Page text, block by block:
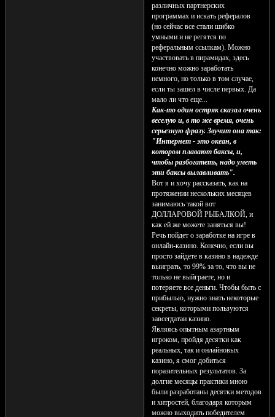
различных партнерских
программах и искать рефералов
(но сейчас все стали шибко
умными и не регятся по
реферальным ссылкам). Можно
участвовать в пирамидах, здесь
конечно можно заработать
немного, но только в том случае,
если ты зашел в числе первых. Да
мало ли что еще...
Как-то один остряк сказал очень
веселую и, в то же время, очень
серьезную фразу. Звучит она так:
"Интернет - это океан, в
котором плавают баксы, и,
чтобы разбогатеть, надо уметь
эти баксы вылавливать".
Вот я и хочу рассказать, как на
протяжении нескольких месяцев
занимаюсь такой вот
ДОЛЛАРОВОЙ РЫБАЛКОЙ, и
как ей же можете заняться вы!
Речь пойдет о заработке на игре в
онлайн-казино. Конечно, если вы
просто зайдете в казино в надежде
выиграть, то 99% за то, что вы не
только не выйграете, но и
потеряете все деньги. Чтобы быть с
прибылью, нужно знать некоторые
секреты, которыми пользуются
завсегдатаи казино.
Являясь опытным азартным
игроком, пройдя десятки как
реальных, так и онлайновых
казино, я смог добиться
поразительных результатов. За
долгие месяцы практики мною
были разработаны десятки методов
и хитростей, благодаря которым
можно выходить победителем